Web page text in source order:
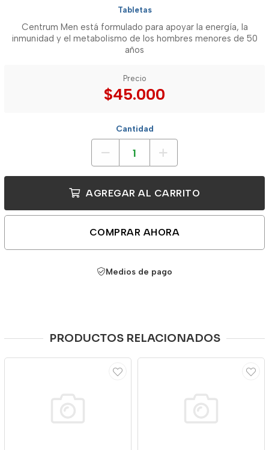
Tabletas
Centrum Men está formulado para apoyar la energía, la
inmunidad y el metabolismo de los hombres menores de 50
años
Precio
$45.000
Cantidad
AGREGAR AL CARRITO
COMPRAR AHORA
Medios de pago
PRODUCTOS RELACIONADOS